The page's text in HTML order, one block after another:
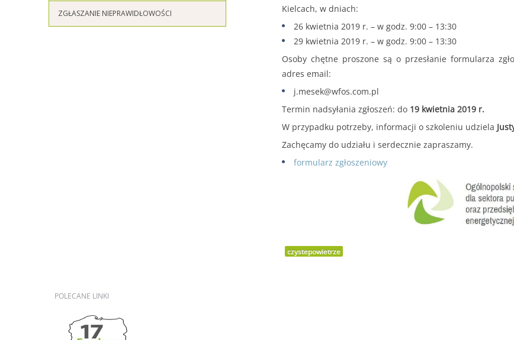
Kielcach, w dniach:
26 kwietnia 2019 r. – w godz. 9:00 – 13:30
29 kwietnia 2019 r. – w godz. 9:00 – 13:30
Osoby chętne proszone są o przesłanie formularza
adres email:
j.mesek@wfos.com.pl
Termin nadsyłania zgłoszeń: do 19 kwietnia 2019 r.
W przypadku potrzeby, informacji o szkoleniu udziela
Zachęcamy do udziału i serdecznie zapraszamy.
formularz zgłoszeniowy
czystepowietrze
ZGŁASZANIE NIEPRAWIDŁOWOŚCI
POLECANE LINKI